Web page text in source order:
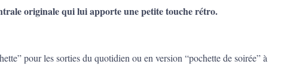
originale qui lui apporte une petite touche rétro.
pour les sorties du quotidien ou en version “pochette de soirée” à